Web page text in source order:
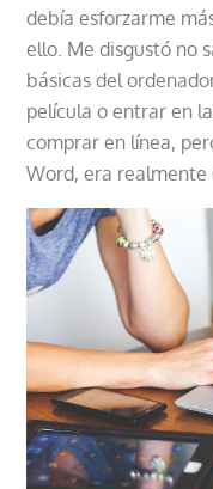
debía esforzarme
ello. Me disgustó no
básicas del
película o entrar en
comprar en línea,
Word, era realmente